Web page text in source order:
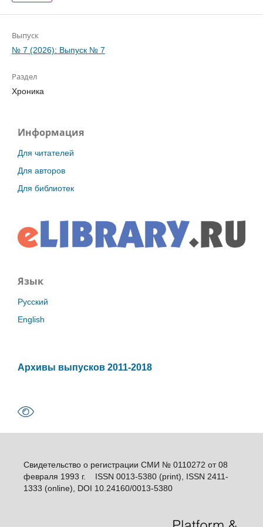
Выпуск
№ 7 (2026): Выпуск № 7
Раздел
Хроника
Информация
Для читателей
Для авторов
Для библиотек
Язык
Русский
English
Архивы выпусков 2011-2018
Свидетельство о регистрации СМИ № 0110272 от 08
февраля 1993 г. ISSN 0013-5380 (print), ISSN 2411-
1333 (online), DOI 10.24160/0013-5380